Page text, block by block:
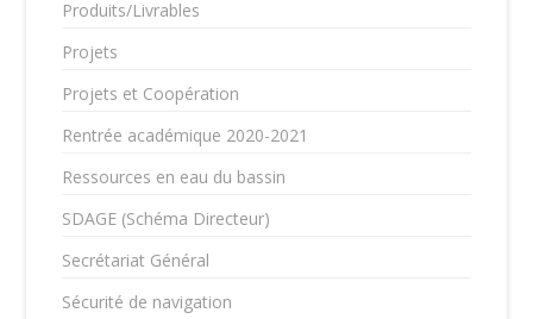
Produits/Livrables
Projets
Projets et Coopération
Rentrée académique 2020-2021
Ressources en eau du bassin
SDAGE (Schéma Directeur)
Secrétariat Général
Sécurité de navigation